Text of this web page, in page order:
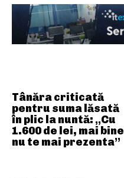
Tânăra criticată
pentru suma lăsată
în plic la nuntă: „Cu
1.600 de lei, mai bine
nu te mai prezenta”